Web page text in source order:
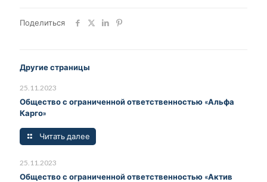
Поделиться
Другие страницы
25.11.2023
Общество с ограниченной ответственностью «Альфа
Карго»
Читать далее
25.11.2023
Общество с ограниченной ответственностью «Актив